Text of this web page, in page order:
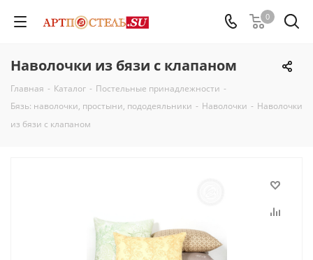
0
Наволочки из бязи с клапаном
Главная - Каталог - Постельные принадлежности -
Бязь: наволочки, простыни, пододеяльники - Наволочки - Наволочки
из бязи с клапаном